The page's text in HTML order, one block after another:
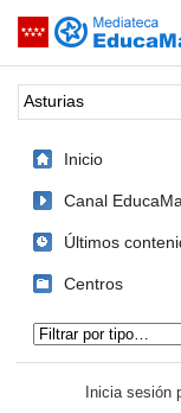
Saltar navegación
Palabra o frase:
Inicio
Canal
Últimos
Centros
Inicia sesión